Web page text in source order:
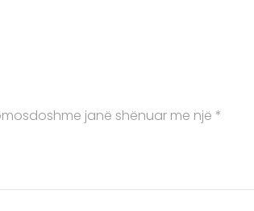
…
janë shënuar me një *